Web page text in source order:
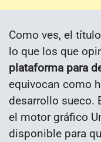
Como ves, el
lo que los que
plataforma para
equivocan como
desarrollo sueco.
el motor gráfico
disponible para